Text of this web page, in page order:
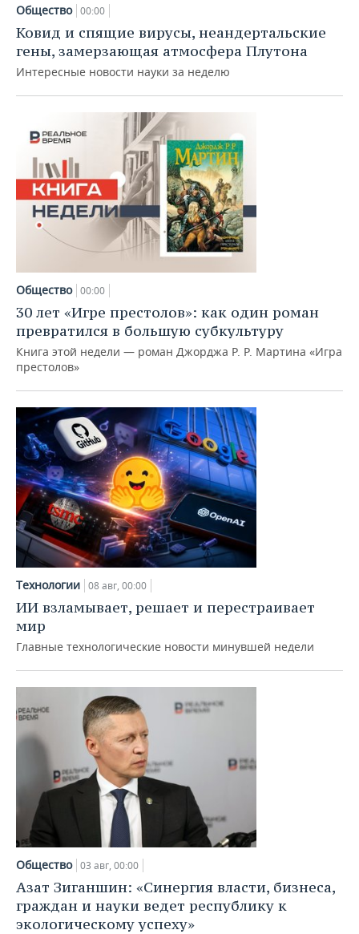
НЕФТЕХИМИЯ
НЕФТЬ
ОПК
РОЗНИЧНАЯ ТОРГОВЛЯ
ТРАНСПОРТ
НОВОСТИ ТЕХНОЛОГИЙ
IT
ТЕЛЕКОММУНИКАЦИИ
МЕРОПРИЯТИЯ
НОВОСТИ МЕРОПРИЯТИЙ
БИЗНЕС-БРАНЧИ
ONLINE-КОНФЕРЕНЦИИ
ОТКРЫТАЯ ЛЕКЦИЯ
СПОРТ
ФУТБОЛ
ХОККЕЙ
БАСКЕТБОЛ
ВОЛЕЙБОЛ
КИБЕРСПОРТ
ФИГУРНОЕ КАТАНИЕ
ВОДНЫЕ ВИДЫ СПОРТА
НОВОСТИ ОБЩЕСТВА
ВЛАСТЬ
ИНФРАСТРУКТУРА
ИСТОРИЯ
КУЛЬТУРА
МЕДИЦИНА
ОБРАЗОВАНИЕ
ФОТОГАЛЕРЕЯ
СЮЖЕТЫ
СПРАВОЧНИК
СПИСОК ПЕРСОН
СПИСОК КОМПАНИЙ
ПОЛНАЯ ВЕРСИЯ
Общество 00:00
Ковид и спящие вирусы, неандертальские
гены, замерзающая атмосфера Плутона
Интересные новости науки за неделю
Общество 00:00
30 лет «Игре престолов»: как один роман
превратился в большую субкультуру
Книга этой недели — роман Джорджа Р. Р. Мартина «Игра
престолов»
Технологии 08 авг, 00:00
ИИ взламывает, решает и перестраивает
мир
Главные технологические новости минувшей недели
Общество 03 авг, 00:00
Азат Зиганшин: «Синергия власти, бизнеса,
граждан и науки ведет республику к
экологическому успеху»